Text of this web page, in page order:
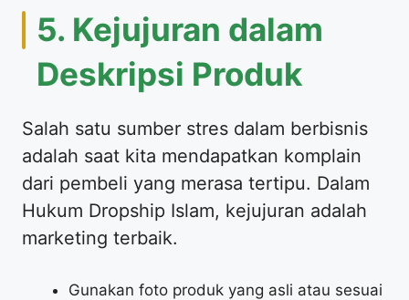
5. Kejujuran dalam
Deskripsi Produk
Salah satu sumber stres dalam berbisnis
adalah saat kita mendapatkan komplain
dari pembeli yang merasa tertipu. Dalam
Hukum Dropship Islam, kejujuran adalah
marketing terbaik.
Gunakan foto produk yang asli atau sesuai